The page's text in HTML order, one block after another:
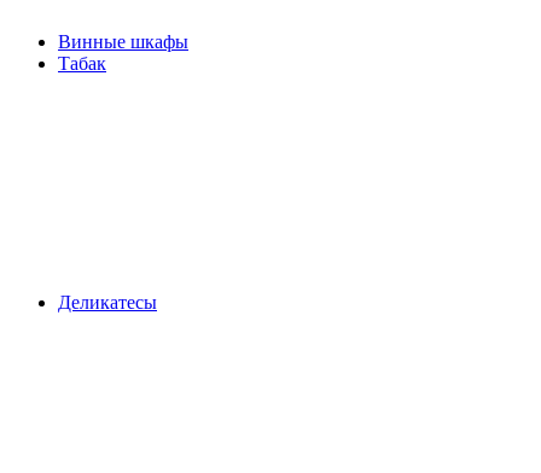
Винные шкафы
Табак
Деликатесы